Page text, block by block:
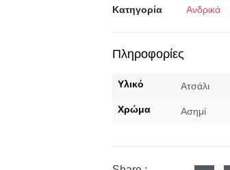
Κατηγορία
Ανδρικά
Πληροφορίες
Υλικό Ατσάλι
Χρώμα Ασημί